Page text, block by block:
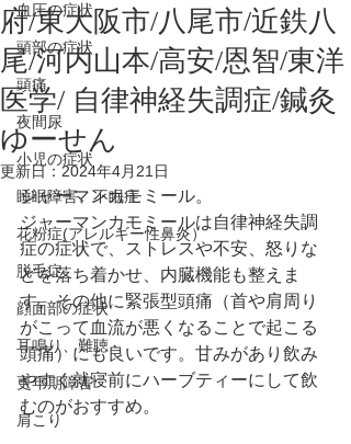
血圧の症状
頭部の症状
頭痛
夜間尿
小児の症状
睡眠障害、不眠症
花粉症(アレルギー性鼻炎）
脱毛症
顔面部の症状
耳鳴り、難聴
更年期障害
肩こり
府/東大阪市/八尾市/近鉄八
尾/河内山本/高安/恩智/東洋
医学/ 自律神経失調症/鍼灸
ゆーせん
更新日：2024年4月21日
ジャーマンカモミール。
ジャーマンカモミールは自律神経失調
症の症状で、ストレスや不安、怒りな
どを落ち着かせ、内臓機能も整えま
す。その他に緊張型頭痛（首や肩周り
がこって血流が悪くなることで起こる
頭痛）にも良いです。甘みがあり飲み
やすく就寝前にハーブティーにして飲
むのがおすすめ。